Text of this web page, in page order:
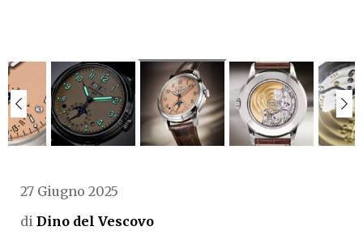
27 Giugno 2025
di Dino del Vescovo